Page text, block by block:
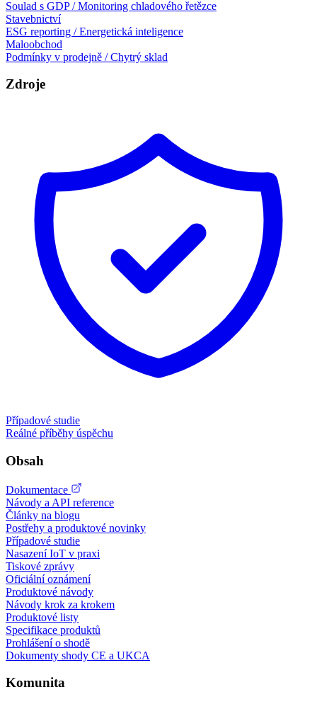
Soulad s GDP / Monitoring chladového řetězce
Stavebnictví
ESG reporting / Energetická inteligence
Maloobchod
Podmínky v prodejně / Chytrý sklad
Zdroje
Případové studie
Reálné příběhy úspěchu
Obsah
Dokumentace
Návody a API reference
Články na blogu
Postřehy a produktové novinky
Případové studie
Nasazení IoT v praxi
Tiskové zprávy
Oficiální oznámení
Produktové návody
Návody krok za krokem
Produktové listy
Specifikace produktů
Prohlášení o shodě
Dokumenty shody CE a UKCA
Komunita